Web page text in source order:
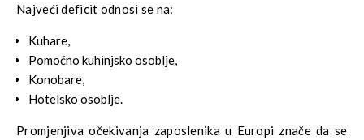
Najveći deficit odnosi se na:
Kuhare,
Pomoćno kuhinjsko osoblje,
Konobare,
Hotelsko osoblje.
Promjenjiva očekivanja zaposlenika u Europi znače da se